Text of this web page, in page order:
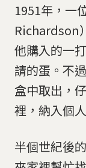
1951年，一
Richardson
他購入的一
請的蛋。不
盒中取出，
裡，納入個人
半個世紀後